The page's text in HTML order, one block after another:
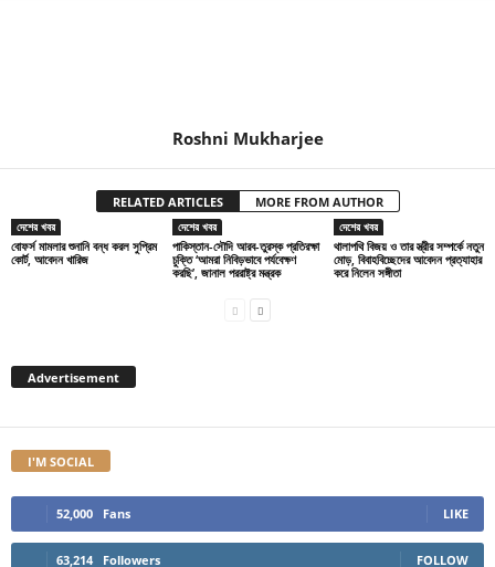
Roshni Mukharjee
RELATED ARTICLES MORE FROM AUTHOR
দেশের খবর
বোফর্স মামলার শুনানি বন্ধ করল সুপ্রিম
কোর্ট, আবেদন খারিজ
দেশের খবর
পাকিস্তান-সৌদি আরব-তুরস্ক প্রতিরক্ষা
চুক্তি ‘আমরা নিবিড়ভাবে পর্যবেক্ষণ
করছি’, জানাল পররাষ্ট্র মন্ত্রক
দেশের খবর
থালাপথি বিজয় ও তার স্ত্রীর সম্পর্কে নতুন
মোড়, বিবাহবিচ্ছেদের আবেদন প্রত্যাহার
করে নিলেন সঙ্গীতা
Advertisement
I'M SOCIAL
52,000 Fans LIKE
63,214 Followers FOLLOW